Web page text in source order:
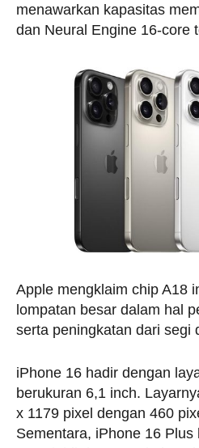
menawarkan kapasitas
dan Neural Engine 16-core
Apple mengklaim chip A18
lompatan besar dalam hal
serta peningkatan dari segi
iPhone 16 hadir dengan
berukuran 6,1 inch.
x 1179 pixel dengan 460
Sementara, iPhone 16